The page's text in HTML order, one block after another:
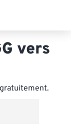
vers